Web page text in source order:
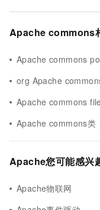
Apache commons
Apache commons
org Apache
Apache commons
Apache commons类
Apache您可能感兴
Apache物联网